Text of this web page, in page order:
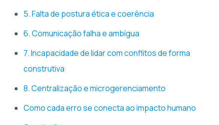
5. Falta de postura ética e coerência
6. Comunicação falha e ambígua
7. Incapacidade de lidar com conflitos de forma
construtiva
8. Centralização e microgerenciamento
Como cada erro se conecta ao impacto humano